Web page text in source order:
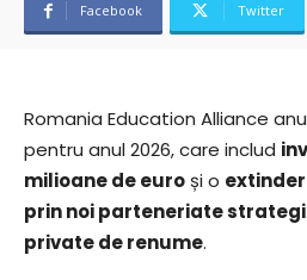
Facebook Twitter
Romania Education Alliance
pentru anul 2026, care includ
milioane de euroși o
prin noi parteneriate
private de renume.